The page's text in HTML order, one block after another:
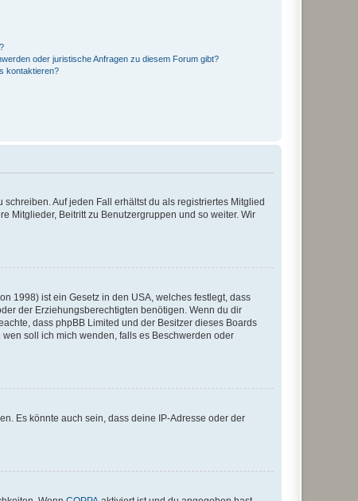
oder juristische Anfragen zu diesem Forum gibt?
kontaktieren?
Auf jeden Fall erhältst du als registriertes Mitglied
Mitglieder, Beitritt zu Benutzergruppen und so weiter. Wir
1998) ist ein Gesetz in den USA, welches festlegt, dass
der Erziehungsberechtigten benötigen. Wenn du dir
dass phpBB Limited und der Besitzer dieses Boards
soll ich mich wenden, falls es Beschwerden oder
Es könnte auch sein, dass deine IP-Adresse oder der